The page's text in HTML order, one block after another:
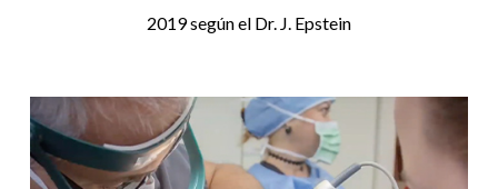
2019 según el Dr. J. Epstein
Play Video